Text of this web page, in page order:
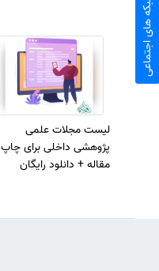
لیست مجلات علمی
پژوهشی داخلی برای چاپ
مقاله + دانلود رایگان
شبکه های اجتماعی